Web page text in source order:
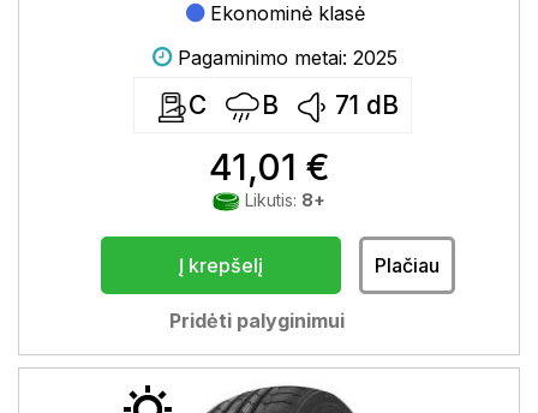
Ekonominė klasė
Pagaminimo metai: 2025
C B 71 dB
41,01 €
Likutis: 8+
Į krepšelį Plačiau
Pridėti palyginimui